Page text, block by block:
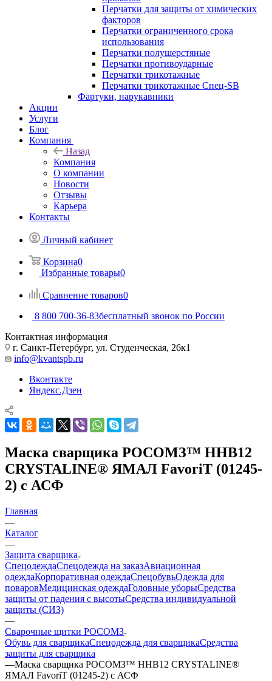
Перчатки для защиты от химических
факторов
Перчатки ограниченного срока
использования
Перчатки полушерстяные
Перчатки противоударные
Перчатки трикотажные
Перчатки трикотажные Спец-SB
Фартуки, нарукавники
Акции
Услуги
Блог
Компания
Назад
Компания
О компании
Новости
Отзывы
Карьера
Контакты
Личный кабинет
Корзина0
Избранные товары0
Сравнение товаров0
8 800 700-36-83бесплатный звонок по России
Контактная информация
г. Санкт-Петербург, ул. Студенческая, 26к1
info@kvantspb.ru
Вконтакте
Яндекс.Дзен
Маска сварщика РОСОМЗ™ ННВ12
CRYSTALINE® ЯМАЛ FavoriT (01245-
2) с АСФ
Главная
—
Каталог
—
Защита сварщика
СпецодеждаСпецодежда на заказАвиационная
одеждаКорпоративная одеждаСпецобувьОдежда для
поваровМедицинская одеждаГоловные уборыСредства
защиты от падения с высотыСредства индивидуальной
защиты (СИЗ)
—
Сварочные щитки РОСОМЗ
Обувь для сварщикаСпецодежда для сварщикаСредства
защиты для сварщика
—Маска сварщика РОСОМЗ™ ННВ12 CRYSTALINE®
ЯМАЛ FavoriT (01245-2) с АСФ